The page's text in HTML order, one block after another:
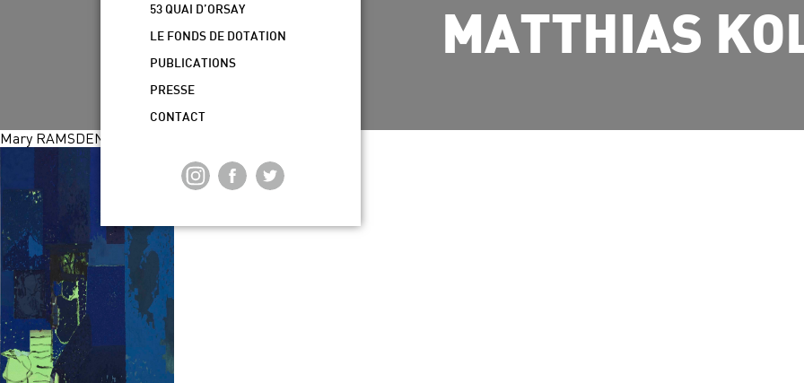
MATTHIAS
53 QUAI D’ORSAY
LE FONDS DE DOTATION
PUBLICATIONS
PRESSE
CONTACT
Mary RAMSDEN Nightjar 2022 Matthias Kolb – copie